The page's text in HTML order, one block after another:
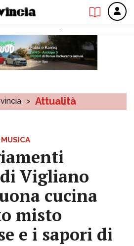
> Attualità
Vigliano
cucina
misto
e i sapori di